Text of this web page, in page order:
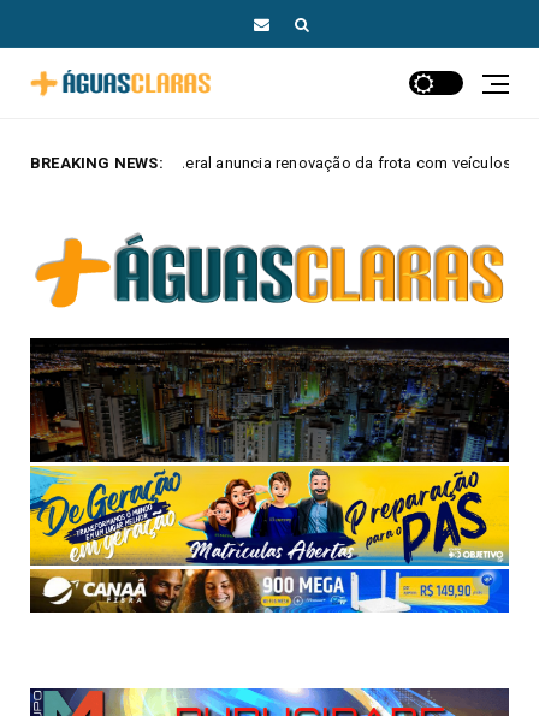
BREAKING NEWS:
renovação da frota com veículos elétricos e híbridos MAIS